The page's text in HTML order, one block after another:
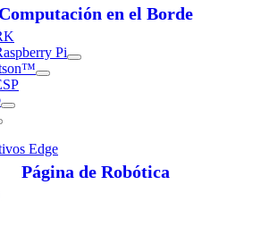
Computación en el Borde
Pi
Edge
Página de Robótica